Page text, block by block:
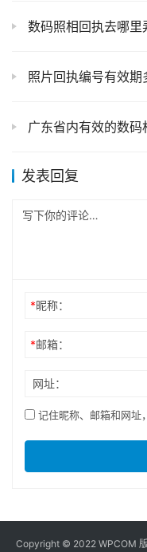
数码照相回执去哪里
照片回执编号有效期
广东省内有效的数码
发表回复
*昵称：
*邮箱：
网址：
记住昵称、邮箱和网址
Copyright © 2022 WPCOM